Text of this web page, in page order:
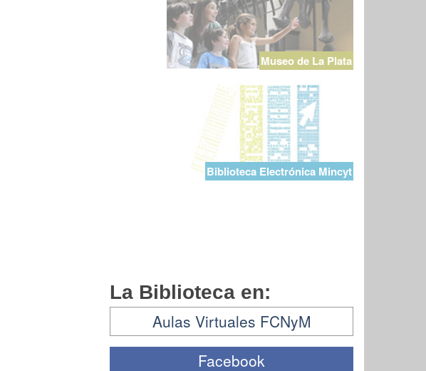
Museo de La Plata
Biblioteca Electrónica Mincyt
La Biblioteca en:
Aulas Virtuales FCNyM
Facebook